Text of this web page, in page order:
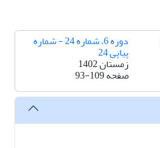
دوره 6، شماره 24 - شماره
پیاپی 24
زمستان 1402
صفحه93-109